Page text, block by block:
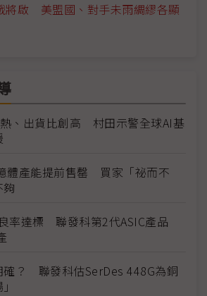
將啟 美盟國、對手未雨綢繆各顯
、出貨比創高 村田示警全球AI基
體產能提前售罄 買家「祕而不
率達標 聯發科第2代ASIC產品
確？ 聯發科估SerDes 448G為銅